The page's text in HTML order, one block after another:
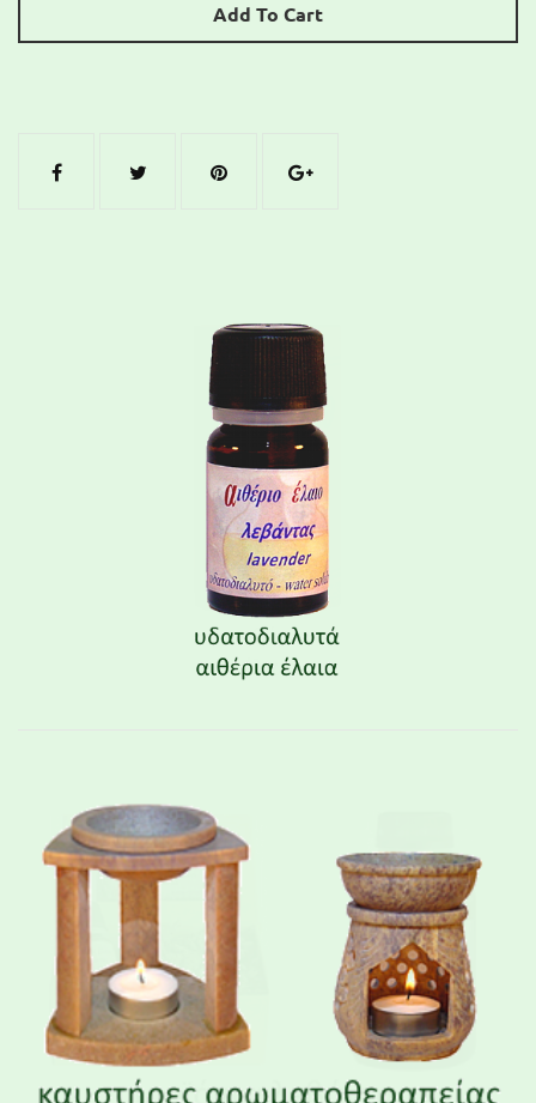
Add To Cart